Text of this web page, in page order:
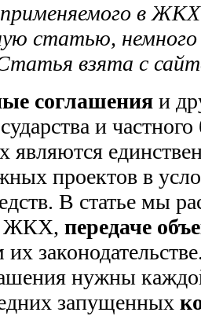
в
статью,
взята с
соглашения и
и
являются
проектов в
В статье мы
ЖКХ, передаче
нужны
запущенных